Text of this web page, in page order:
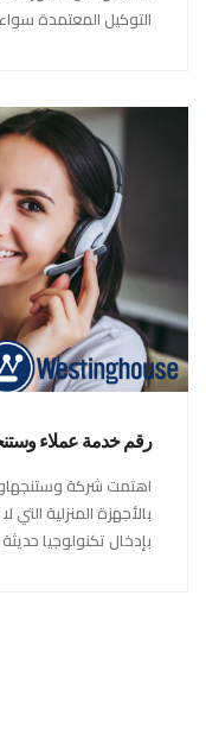
التوكيل المعتمدة
رقم خدمة عملاء
اهتمت شركة
بالأجهزة المنزلية
بإدخال تكنولوجيا